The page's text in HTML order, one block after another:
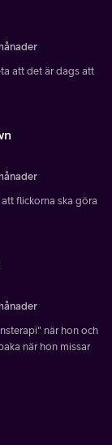
att det är dags att
flickorna ska göra
när hon och
när hon missar